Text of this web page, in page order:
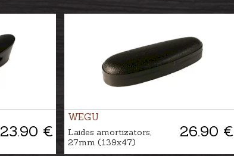
23.90 €
WEGU
26.90 €
Laides amortizators,
27mm (139x47)